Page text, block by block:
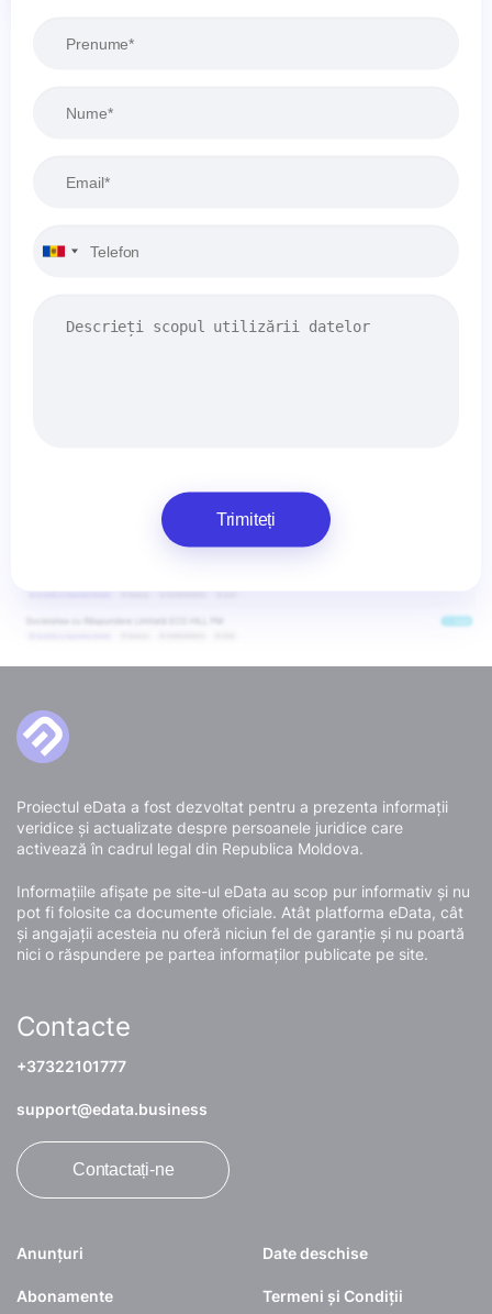
Trimiteți
Proiectul eData a fost dezvoltat pentru a prezenta informații
veridice și actualizate despre persoanele juridice care
activează în cadrul legal din Republica Moldova.
Informațiile afișate pe site-ul eData au scop pur informativ și nu
pot fi folosite ca documente oficiale. Atât platforma eData, cât
și angajații acesteia nu oferă niciun fel de garanție și nu poartă
nici o răspundere pe partea informaților publicate pe site.
Anunțuri
Abonamente
Date deschise
Termeni și Condiții
Contacte
+37322101777
support@edata.business
Contactați-ne